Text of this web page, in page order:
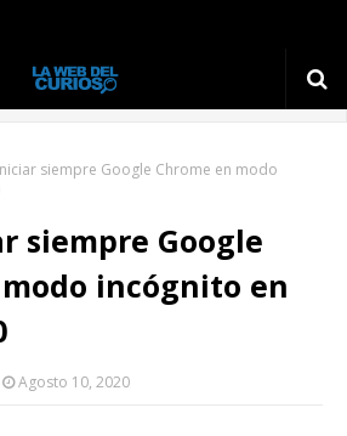
siempre Google Chrome en modo
siempre Google
incógnito en
Agosto 10, 2020